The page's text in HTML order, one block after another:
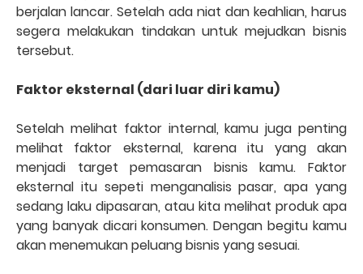
berjalan lancar. Setelah ada niat dan keahlian, harus
segera melakukan tindakan untuk mejudkan bisnis
tersebut.
Faktor eksternal (dari luar diri kamu)
Setelah melihat faktor internal, kamu juga penting
melihat faktor eksternal, karena itu yang akan
menjadi target pemasaran bisnis kamu. Faktor
eksternal itu sepeti menganalisis pasar, apa yang
sedang laku dipasaran, atau kita melihat produk apa
yang banyak dicari konsumen. Dengan begitu kamu
akan menemukan peluang bisnis yang sesuai.